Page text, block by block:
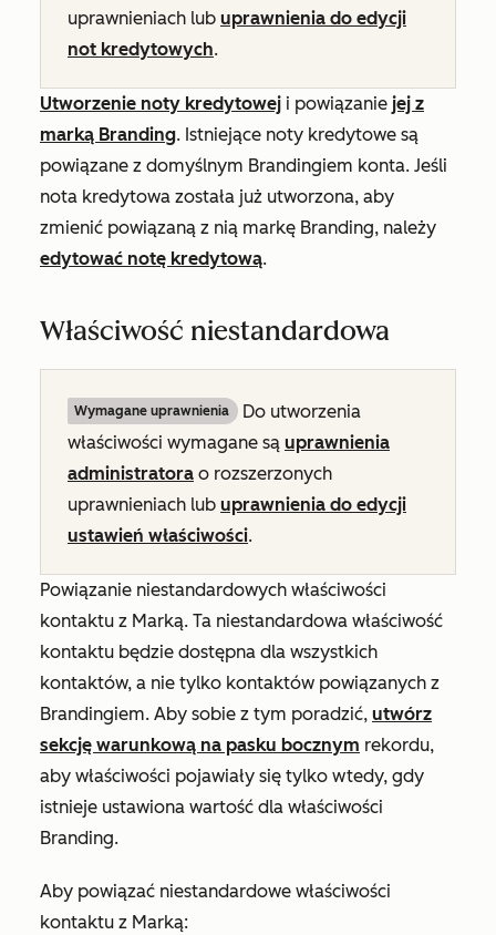
uprawnieniach lub uprawnienia do edycji
not kredytowych.
Utworzenie noty kredytowej i powiązanie jej z
marką Branding. Istniejące noty kredytowe są
powiązane z domyślnym Brandingiem konta. Jeśli
nota kredytowa została już utworzona, aby
zmienić powiązaną z nią markę Branding, należy
edytować notę kredytową.
Właściwość niestandardowa
Wymagane uprawnienia
Do utworzenia
właściwości wymagane są uprawnienia
administratora o rozszerzonych
uprawnieniach lub uprawnienia do edycji
ustawień właściwości.
Powiązanie niestandardowych właściwości
kontaktu z Marką. Ta niestandardowa właściwość
kontaktu będzie dostępna dla wszystkich
kontaktów, a nie tylko kontaktów powiązanych z
Brandingiem. Aby sobie z tym poradzić, utwórz
sekcję warunkową na pasku bocznym rekordu,
aby właściwości pojawiały się tylko wtedy, gdy
istnieje ustawiona wartość dla właściwości
Branding.
Aby powiązać niestandardowe właściwości
kontaktu z Marką: